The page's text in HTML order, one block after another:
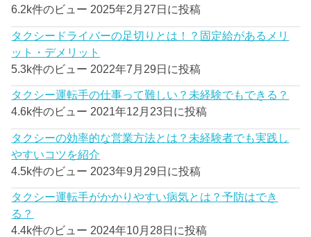
6.2k件のビュー 2025年2月27日に投稿
タクシードライバーの足切りとは！？固定給があるメリ
ット・デメリット
5.3k件のビュー 2022年7月29日に投稿
タクシー運転手の仕事って難しい？未経験でもできる？
4.6k件のビュー 2021年12月23日に投稿
タクシーの効率的な営業方法とは？未経験者でも実践し
やすいコツを紹介
4.5k件のビュー 2023年9月29日に投稿
タクシー運転手がかかりやすい病気とは？予防はでき
る？
4.4k件のビュー 2024年10月28日に投稿